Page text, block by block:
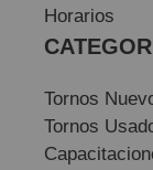
Horarios
Tornos
Tornos